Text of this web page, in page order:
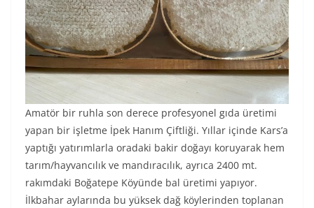
Amatör bir ruhla son derece profesyonel gıda üretimi
yapan bir işletme İpek Hanım Çiftliği. Yıllar içinde Kars’a
yaptığı yatırımlarla oradaki bakir doğayı koruyarak hem
tarım/hayvancılık ve mandıracılık, ayrıca 2400 mt.
rakımdaki Boğatepe Köyünde bal üretimi yapıyor.
İlkbahar aylarında bu yüksek dağ köylerinden toplanan